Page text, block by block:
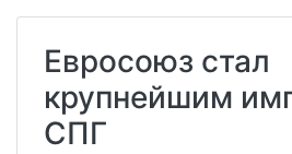
Евросоюз стал
крупнейшим
СПГ